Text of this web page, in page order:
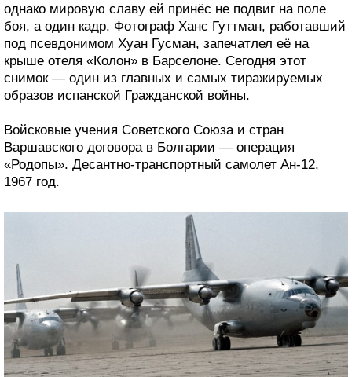
однако мировую славу ей принёс не подвиг на поле
боя, а один кадр. Фотограф Ханс Гуттман, работавший
под псевдонимом Хуан Гусман, запечатлел её на
крыше отеля «Колон» в Барселоне. Сегодня этот
снимок — один из главных и самых тиражируемых
образов испанской Гражданской войны.
Войсковые учения Советского Союза и стран
Варшавского договора в Болгарии — операция
«Родопы». Десантно-транспортный самолет Ан-12,
1967 год.